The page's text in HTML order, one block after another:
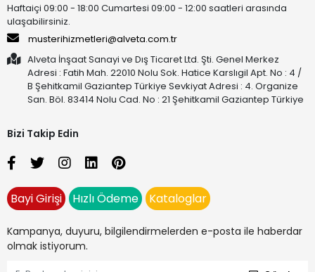
Haftaiçi 09:00 - 18:00 Cumartesi 09:00 - 12:00 saatleri arasında
ulaşabilirsiniz.
musterihizmetleri@alveta.com.tr
Alveta İnşaat Sanayi ve Dış Ticaret Ltd. Şti. Genel Merkez
Adresi : Fatih Mah. 22010 Nolu Sok. Hatice Karslıgil Apt. No : 4 /
B Şehitkamil Gaziantep Türkiye Sevkiyat Adresi : 4. Organize
San. Böl. 83414 Nolu Cad. No : 21 Şehitkamil Gaziantep Türkiye
Bizi Takip Edin
Bayi Girişi Hızlı Ödeme Kataloglar
Kampanya, duyuru, bilgilendirmelerden e-posta ile haberdar
olmak istiyorum.